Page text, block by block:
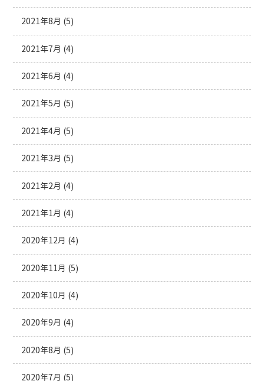
2021年8月 (5)
2021年7月 (4)
2021年6月 (4)
2021年5月 (5)
2021年4月 (5)
2021年3月 (5)
2021年2月 (4)
2021年1月 (4)
2020年12月 (4)
2020年11月 (5)
2020年10月 (4)
2020年9月 (4)
2020年8月 (5)
2020年7月 (5)